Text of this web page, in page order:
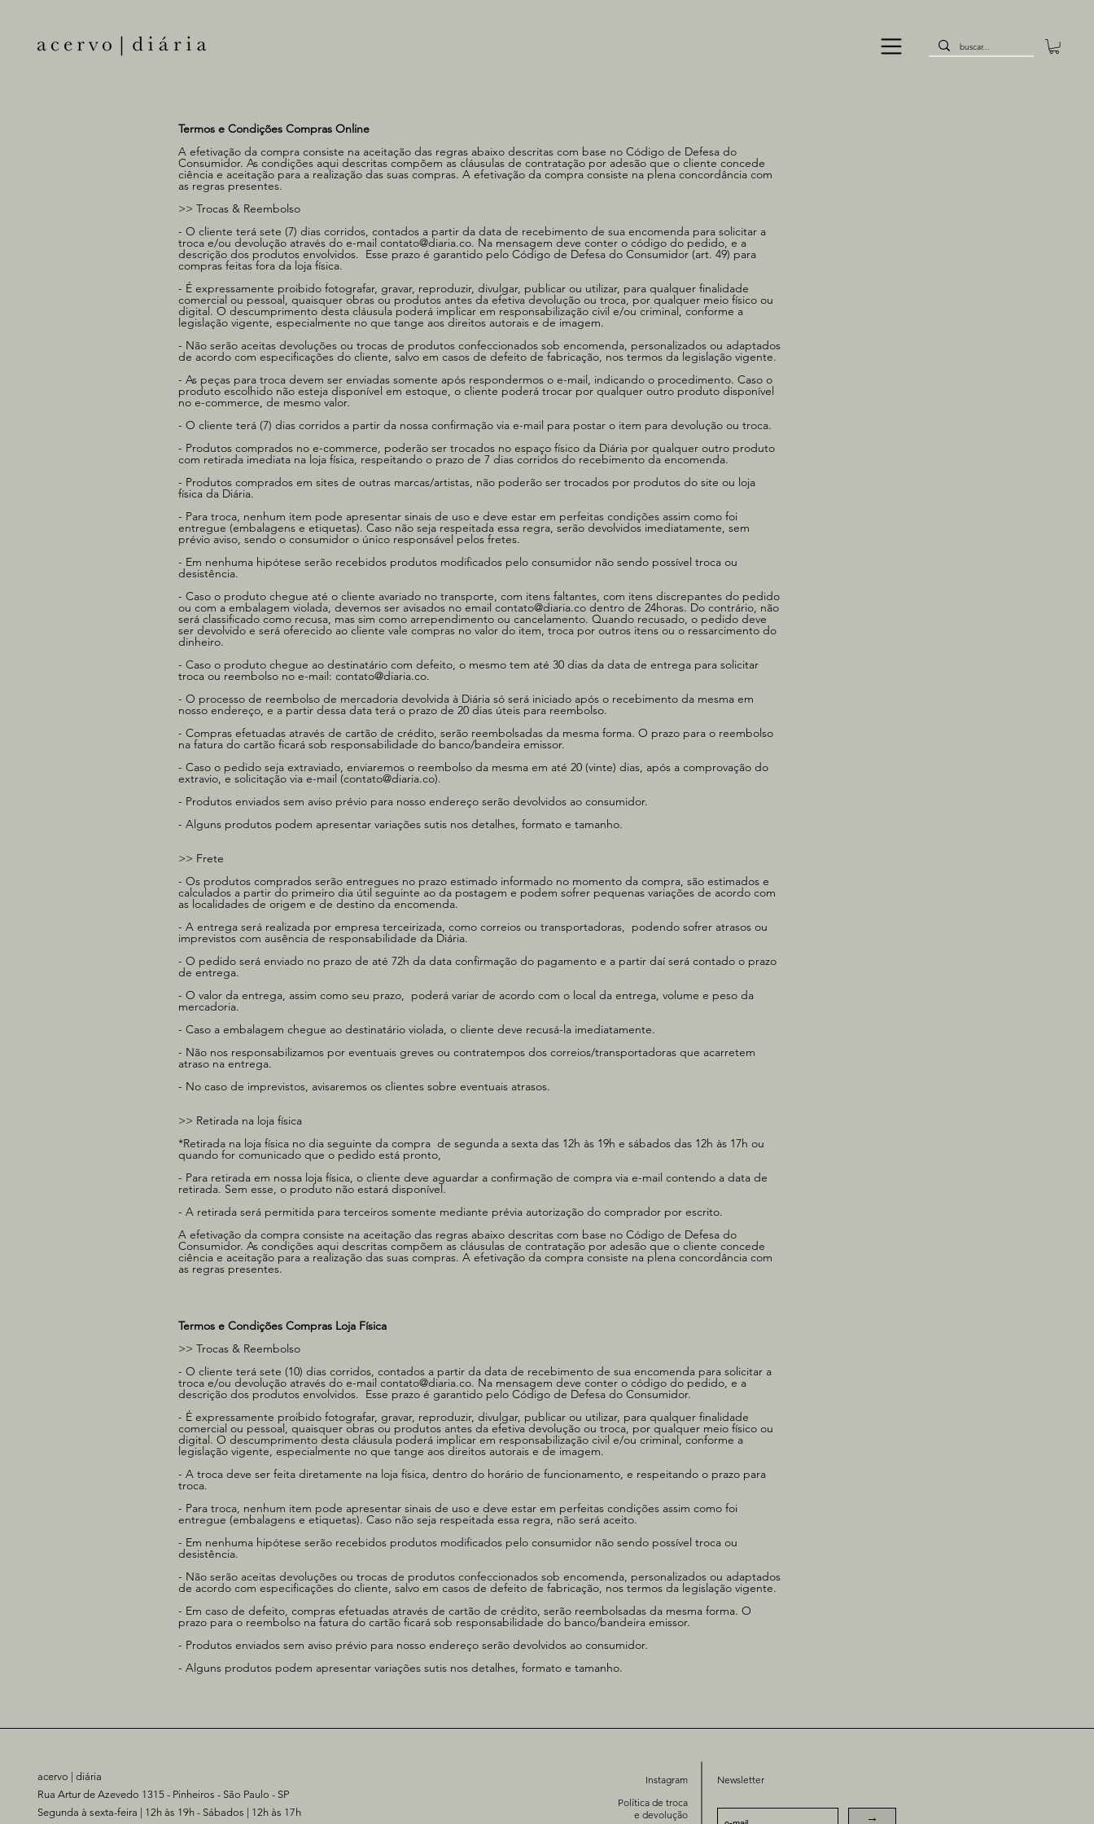
Termos e Condições Compras Online
A efetivação da compra consiste na aceitação das regras abaixo descritas com base no Código de Defesa do
Consumidor. As condições aqui descritas compõem as cláusulas de contratação por adesão que o cliente concede
ciência e aceitação para a realização das suas compras. A efetivação da compra consiste na plena concordância com
as regras presentes.
>> Trocas & Reembolso​
- O cliente terá sete (7) dias corridos, contados a partir da data de recebimento de sua encomenda para solicitar a
troca e/ou devolução através do e-mail contato@diaria.co. Na mensagem deve conter o código do pedido, e a
descrição dos produtos envolvidos. Esse prazo é garantido pelo Código de Defesa do Consumidor (art. 49) para
compras feitas fora da loja física.
- É expressamente proibido fotografar, gravar, reproduzir, divulgar, publicar ou utilizar, para qualquer finalidade
comercial ou pessoal, quaisquer obras ou produtos antes da efetiva devolução ou troca, por qualquer meio físico ou
digital. O descumprimento desta cláusula poderá implicar em responsabilização civil e/ou criminal, conforme a
legislação vigente, especialmente no que tange aos direitos autorais e de imagem.
- Não serão aceitas devoluções ou trocas de produtos confeccionados sob encomenda, personalizados ou adaptados
de acordo com especificações do cliente, salvo em casos de defeito de fabricação, nos termos da legislação vigente.
- As peças para troca devem ser enviadas somente após respondermos o e-mail, indicando o procedimento. Caso o
produto escolhido não esteja disponível em estoque, o cliente poderá trocar por qualquer outro produto disponível
no e-commerce, de mesmo valor.
- O cliente terá (7) dias corridos a partir da nossa confirmação via e-mail para postar o item para devolução ou troca.
- Produtos comprados no e-commerce, poderão ser trocados no espaço físico da Diária por qualquer outro produto
com retirada imediata na loja física, respeitando o prazo de 7 dias corridos do recebimento da encomenda.
- Produtos comprados em sites de outras marcas/artistas, não poderão ser trocados por produtos do site ou loja
física da Diária.
- Para troca, nenhum item pode apresentar sinais de uso e deve estar em perfeitas condições assim como foi
entregue (embalagens e etiquetas). Caso não seja respeitada essa regra, serão devolvidos imediatamente, sem
prévio aviso, sendo o consumidor o único responsável pelos fretes.
- Em nenhuma hipótese serão recebidos produtos modificados pelo consumidor não sendo possível troca ou
desistência.
- Caso o produto chegue até o cliente avariado no transporte, com itens faltantes, com itens discrepantes do pedido
ou com a embalagem violada, devemos ser avisados no email contato@diaria.co dentro de 24horas. Do contrário, não
será classificado como recusa, mas sim como arrependimento ou cancelamento. Quando recusado, o pedido deve
ser devolvido e será oferecido ao cliente vale compras no valor do item, troca por outros itens ou o ressarcimento do
dinheiro.
- Caso o produto chegue ao destinatário com defeito, o mesmo tem até 30 dias da data de entrega para solicitar
troca ou reembolso no e-mail: contato@diaria.co.
- O processo de reembolso de mercadoria devolvida à Diária só será iniciado após o recebimento da mesma em
nosso endereço, e a partir dessa data terá o prazo de 20 dias úteis para reembolso.
- Compras efetuadas através de cartão de crédito, serão reembolsadas da mesma forma. O prazo para o reembolso
na fatura do cartão ficará sob responsabilidade do banco/bandeira emissor.
- Caso o pedido seja extraviado, enviaremos o reembolso da mesma em até 20 (vinte) dias, após a comprovação do
extravio, e solicitação via e-mail (contato@diaria.co).
- Produtos enviados sem aviso prévio para nosso endereço serão devolvidos ao consumidor.
- Alguns produtos podem apresentar variações sutis nos detalhes, formato e tamanho.
>> Frete
- Os produtos comprados serão entregues no prazo estimado informado no momento da compra, são estimados e
calculados a partir do primeiro dia útil seguinte ao da postagem e podem sofrer pequenas variações de acordo com
as localidades de origem e de destino da encomenda.
- A entrega será realizada por empresa terceirizada, como correios ou transportadoras, podendo sofrer atrasos ou
imprevistos com ausência de responsabilidade da Diária.
- O pedido será enviado no prazo de até 72h da data confirmação do pagamento e a partir daí será contado o prazo
de entrega.
- O valor da entrega, assim como seu prazo, poderá variar de acordo com o local da entrega, volume e peso da
mercadoria.
- Caso a embalagem chegue ao destinatário violada, o cliente deve recusá-la imediatamente.
- Não nos responsabilizamos por eventuais greves ou contratempos dos correios/transportadoras que acarretem
atraso na entrega.
- No caso de imprevistos, avisaremos os clientes sobre eventuais atrasos.
>> Retirada na loja física
*Retirada na loja física no dia seguinte da compra de segunda a sexta das 12h às 19h e sábados das 12h às 17h ou
quando for comunicado que o pedido está pronto,
- Para retirada em nossa loja física, o cliente deve aguardar a confirmação de compra via e-mail contendo a data de
retirada. Sem esse, o produto não estará disponível.
- A retirada será permitida para terceiros somente mediante prévia autorização do comprador por escrito.
A efetivação da compra consiste na aceitação das regras abaixo descritas com base no Código de Defesa do
Consumidor. As condições aqui descritas compõem as cláusulas de contratação por adesão que o cliente concede
ciência e aceitação para a realização das suas compras. A efetivação da compra consiste na plena concordância com
as regras presentes.
Termos e Condições Compras Loja Física
>> Trocas & Reembolso​
- O cliente terá sete (10) dias corridos, contados a partir da data de recebimento de sua encomenda para solicitar a
troca e/ou devolução através do e-mail contato@diaria.co. Na mensagem deve conter o código do pedido, e a
descrição dos produtos envolvidos. Esse prazo é garantido pelo Código de Defesa do Consumidor.
- É expressamente proibido fotografar, gravar, reproduzir, divulgar, publicar ou utilizar, para qualquer finalidade
comercial ou pessoal, quaisquer obras ou produtos antes da efetiva devolução ou troca, por qualquer meio físico ou
digital. O descumprimento desta cláusula poderá implicar em responsabilização civil e/ou criminal, conforme a
legislação vigente, especialmente no que tange aos direitos autorais e de imagem.
- A troca deve ser feita diretamente na loja física, dentro do horário de funcionamento, e respeitando o prazo para
troca.
- Para troca, nenhum item pode apresentar sinais de uso e deve estar em perfeitas condições assim como foi
entregue (embalagens e etiquetas). Caso não seja respeitada essa regra, não será aceito.
- Em nenhuma hipótese serão recebidos produtos modificados pelo consumidor não sendo possível troca ou
desistência.
- Não serão aceitas devoluções ou trocas de produtos confeccionados sob encomenda, personalizados ou adaptados
de acordo com especificações do cliente, salvo em casos de defeito de fabricação, nos termos da legislação vigente.
- Em caso de defeito, compras efetuadas através de cartão de crédito, serão reembolsadas da mesma forma. O
prazo para o reembolso na fatura do cartão ficará sob responsabilidade do banco/bandeira emissor.
- Produtos enviados sem aviso prévio para nosso endereço serão devolvidos ao consumidor.
- Alguns produtos podem apresentar variações sutis nos detalhes, formato e tamanho.
acervo | diária
Rua Artur de Azevedo 1315 - Pinheiros - São Paulo - SP
Segunda à sexta-feira | 12h às 19h - Sábados | 12h às 17h
Instagram
Política de troca
e devolução
Newsletter
→